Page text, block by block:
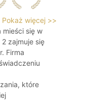
Pokaż więcej >>
mieści się w
2 zajmuje się
Firma
które